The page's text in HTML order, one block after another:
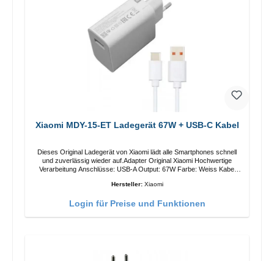
Xiaomi MDY-15-ET Ladegerät 67W + USB-C Kabel
Dieses Original Ladegerät von Xiaomi lädt alle Smartphones schnell
und zuverlässig wieder auf.Adapter Original Xiaomi Hochwertige
Verarbeitung Anschlüsse: USB-A Output: 67W Farbe: Weiss Kabel
Hersteller: Xiaomi
Login für Preise und Funktionen